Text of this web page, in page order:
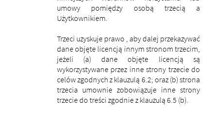
umowy pomiędzy osobą trzecią a
Użytkownikiem.
Trzeci uzyskuje prawo , aby dalej przekazywać
dane objęte licencją innym stronom trzecim,
jeżeli (a) dane objęte licencją są
wykorzystywane przez inne strony trzecie do
celów zgodnych z klauzulą ​​6.2; oraz (b) strona
trzecia umownie zobowiązuje inne strony
trzecie do treści zgodnie z klauzulą ​​6.5 (b).